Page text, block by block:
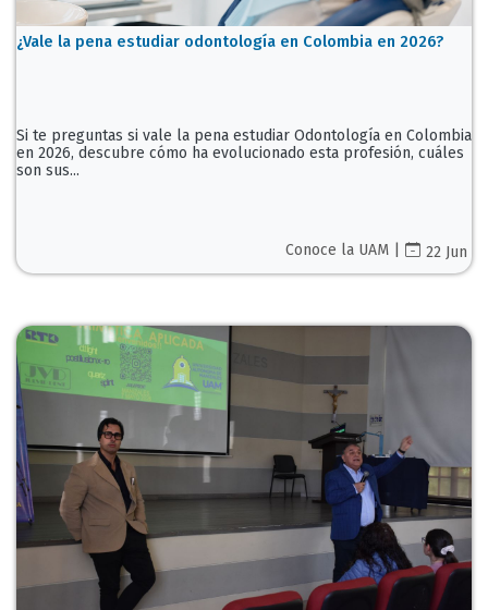
¿Vale la pena estudiar odontología en Colombia en 2026?
Si te preguntas si vale la pena estudiar Odontología en Colombia
en 2026, descubre cómo ha evolucionado esta profesión, cuáles
son sus...
Conoce la UAM | 22 Jun